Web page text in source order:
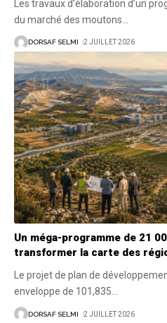
Les travaux d’élaboration d’un
du marché des moutons
DORSAF SELMI 2 JUILLET 2026
Un méga-programme de 21
transformer la carte des
Le projet de plan de
enveloppe de 101,835…
DORSAF SELMI 2 JUILLET 2026